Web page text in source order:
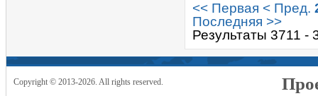
<< Первая < Пред.
Последняя >>
Результаты 3711 -
Copyright © 2013-2026. All rights reserved.